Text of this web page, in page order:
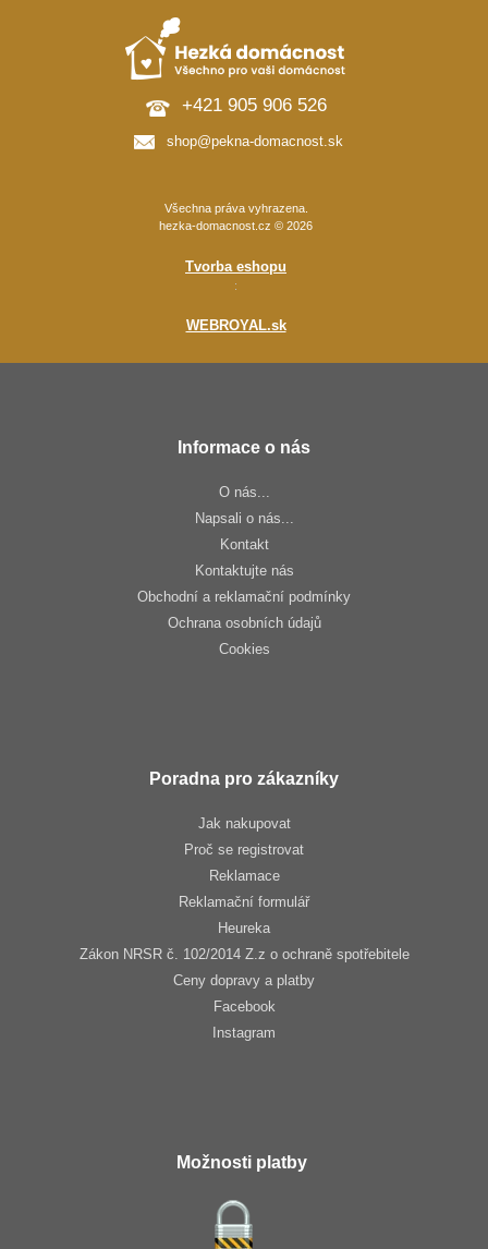
+421 905 906 526
shop@pekna-domacnost.sk
Všechna práva vyhrazena.
hezka-domacnost.cz © 2026
Tvorba eshopu
:
WEBROYAL.sk
Informace o nás
O nás...
Napsali o nás...
Kontakt
Kontaktujte nás
Obchodní a reklamační podmínky
Ochrana osobních údajů
Cookies
Poradna pro zákazníky
Jak nakupovat
Proč se registrovat
Reklamace
Reklamační formulář
Heureka
Zákon NRSR č. 102/2014 Z.z o ochraně spotřebitele
Ceny dopravy a platby
Facebook
Instagram
Možnosti platby